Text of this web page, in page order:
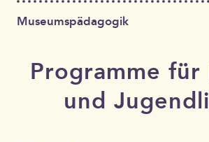
Museumspädagogik
Programme für
und